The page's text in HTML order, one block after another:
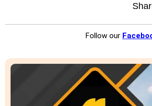
Follow our